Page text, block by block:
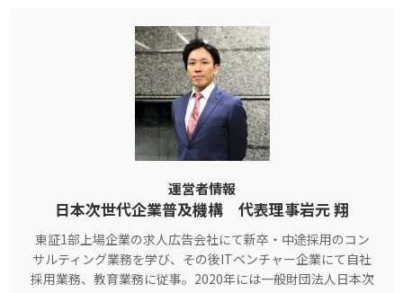
運営者情報
日本次世代企業普及機構 代表理事岩元 翔
東証1部上場企業の求人広告会社にて新卒・中途採用のコン
サルティング業務を学び、その後ITベンチャー企業にて自社
採用業務、教育業務に従事。2020年には一般財団法人日本次